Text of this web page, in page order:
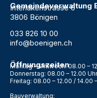
Gemeindeverwaltung
Interlakenstrasse 6
3806 Bönigen
033 826 10 00
info@boenigen.ch
Öffnungszeiten
Montag – Mittwoch: 08.00 –
Donnerstag: 08.00 – 12.00 Uhr
Freitag: 08.00 – 12.00 / 14.00
Bauverwaltung: